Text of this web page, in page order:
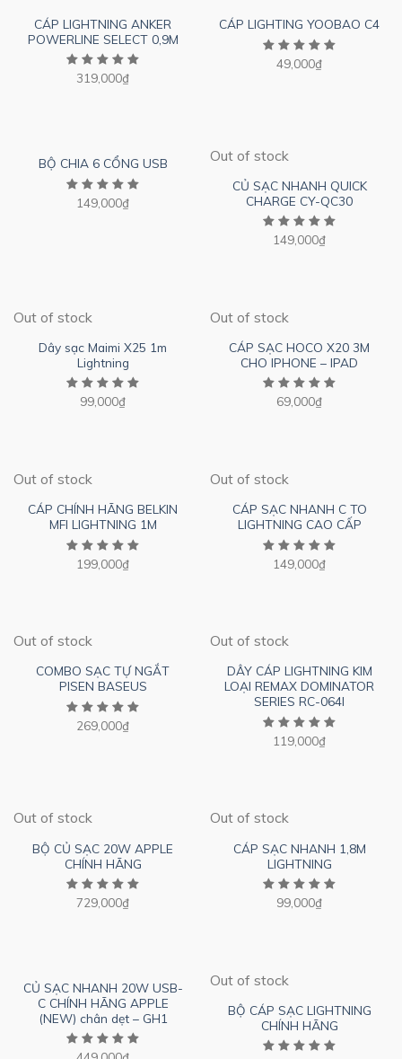
CÁP LIGHTNING ANKER
POWERLINE SELECT 0,9M
319,000₫
CÁP LIGHTING YOOBAO C4
49,000₫
BỘ CHIA 6 CỔNG USB
149,000₫
Out of stock
CỦ SẠC NHANH QUICK
CHARGE CY-QC30
149,000₫
Out of stock
Dây sạc Maimi X25 1m
Lightning
99,000₫
Out of stock
CÁP SẠC HOCO X20 3M
CHO IPHONE – IPAD
69,000₫
Out of stock
CÁP CHÍNH HÃNG BELKIN
MFI LIGHTNING 1M
199,000₫
Out of stock
CÁP SẠC NHANH C TO
LIGHTNING CAO CẤP
149,000₫
Out of stock
COMBO SẠC TỰ NGẮT
PISEN BASEUS
269,000₫
Out of stock
DÂY CÁP LIGHTNING KIM
LOẠI REMAX DOMINATOR
SERIES RC-064I
119,000₫
Out of stock
BỘ CỦ SẠC 20W APPLE
CHÍNH HÃNG
729,000₫
Out of stock
CÁP SẠC NHANH 1,8M
LIGHTNING
99,000₫
CỦ SẠC NHANH 20W USB-
C CHÍNH HÃNG APPLE
(NEW) chân dẹt – GH1
Out of stock
BỘ CÁP SẠC LIGHTNING
CHÍNH HÃNG